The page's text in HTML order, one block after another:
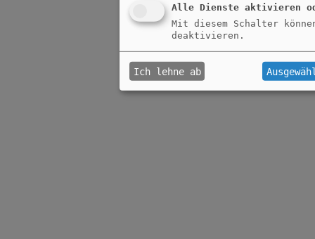
Alle Dienste aktivieren
Mit diesem Schalter
deaktivieren.
Ich lehne ab